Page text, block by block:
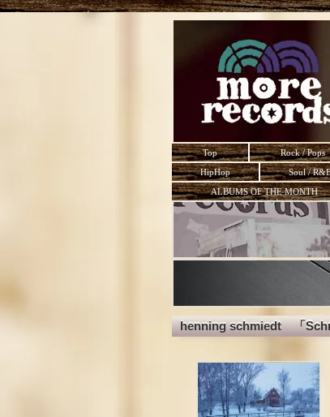
Top Rock / Pops
HipHop
Soul /
ALBUMS OF THE MONTH
henning schmiedt 「